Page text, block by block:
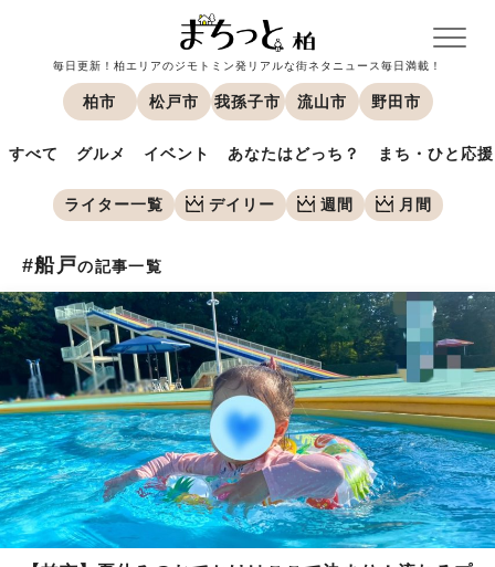
毎日更新！柏エリアのジモトミン発リアルな街ネタニュース毎日満載！
柏市 松戸市 我孫子市 流山市 野田市
すべて グルメ イベント あなたはどっち？ まち・ひと応援
ライター一覧 デイリー 週間 月間
#船戸の記事一覧